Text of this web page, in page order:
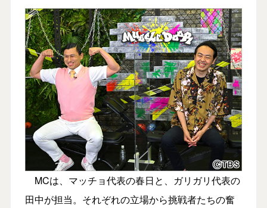
MCは、マッチョ代表の春日と、ガリガリ代表の
田中が担当。それぞれの立場から挑戦者たちの奮